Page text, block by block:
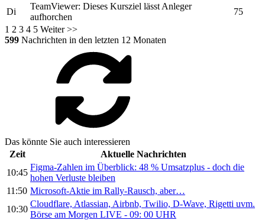
Di
TeamViewer: Dieses Kursziel lässt Anleger
aufhorchen
75
1 2 3 4 5 Weiter >>
599 Nachrichten in den letzten 12 Monaten
Das könnte Sie auch interessieren
Zeit
Aktuelle Nachrichten
10:45
Figma-Zahlen im Überblick: 48 % Umsatzplus - doch die
hohen Verluste bleiben
11:50 Microsoft-Aktie im Rally-Rausch, aber…
10:30
Cloudflare, Atlassian, Airbnb, Twilio, D-Wave, Rigetti uvm.
Börse am Morgen LIVE - 09: 00 UHR